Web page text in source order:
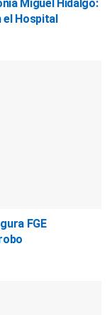
Miguel Hidalgo:
Hospital
FGE